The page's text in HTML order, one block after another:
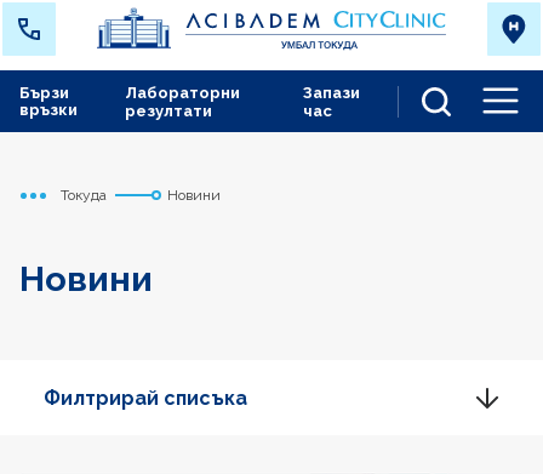
Лабораторни
резултати
Запази
час
Бързи
връзки
Начало
Токуда Новини
Новини
Филтрирай списъка